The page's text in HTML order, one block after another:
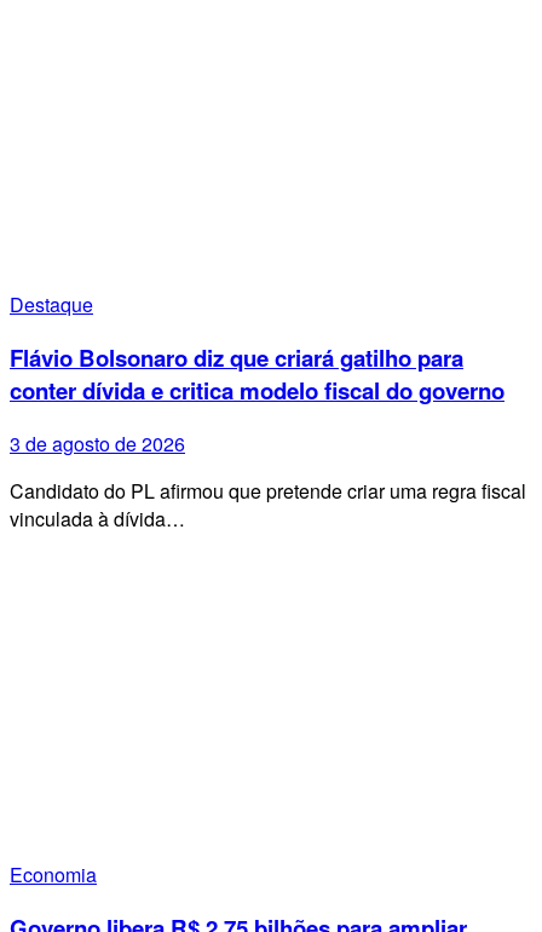
Destaque
Flávio Bolsonaro diz que criará gatilho para
conter dívida e critica modelo fiscal do governo
3 de agosto de 2026
Candidato do PL afirmou que pretende criar uma regra fiscal
vinculada à dívida…
Economia